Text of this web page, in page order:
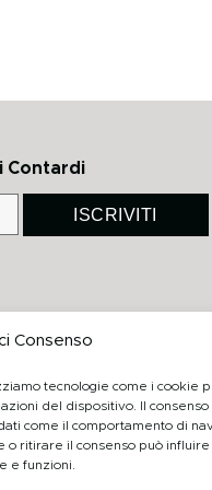
Consenso
tecnologie come i cookie
del dispositivo. Il consenso
come il comportamento di
o ritirare il consenso può influire
e funzioni.
Contardi
ISCRIVITI
Downloads
Catalogo generale
Schede tecniche
3D